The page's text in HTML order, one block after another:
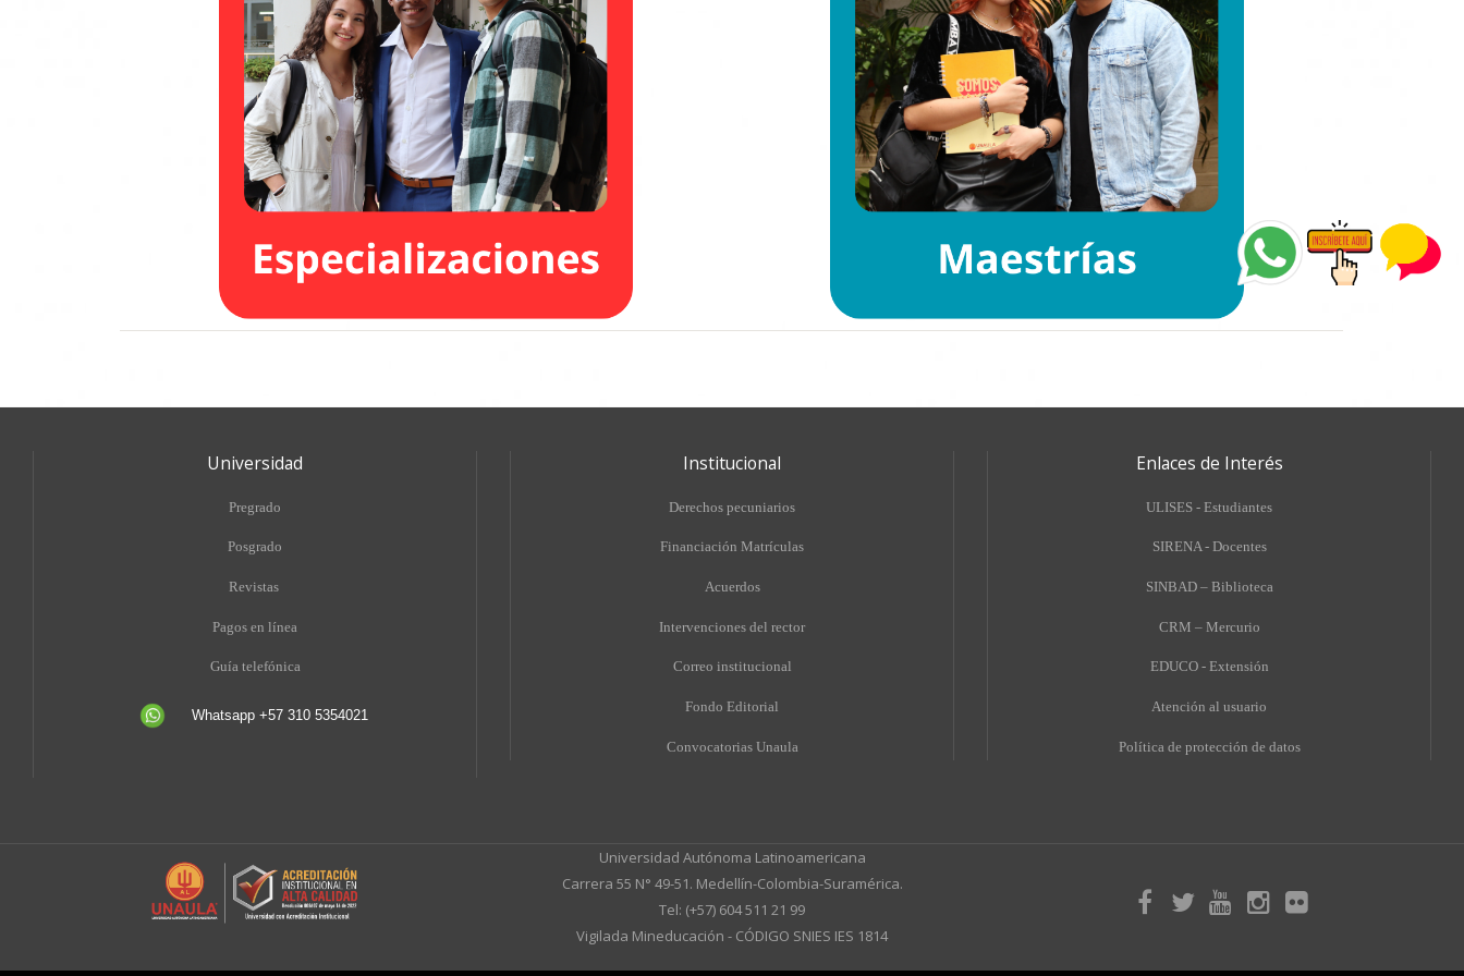
Universidad
Pregrado
Posgrado
Revistas
Pagos en línea
Guía telefónica
Whatsapp +57 310 5354021
Institucional
Derechos pecuniarios
Financiación Matrículas
Acuerdos
Intervenciones del rector
Correo institucional
Fondo Editorial
Convocatorias Unaula
Enlaces de Interés
ULISES - Estudiantes
SIRENA - Docentes
SINBAD – Biblioteca
CRM – Mercurio
EDUCO - Extensión
Atención al usuario
Política de protección de datos
Universidad Autónoma Latinoamericana
Carrera 55 N° 49-51. Medellín-Colombia-Suramérica.
Tel: (+57) 604 511 21 99
Vigilada Mineducación - CÓDIGO SNIES IES 1814